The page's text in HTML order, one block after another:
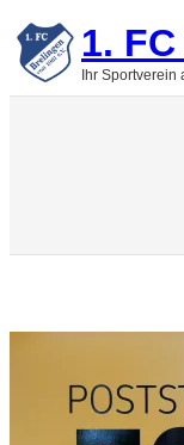
Zum
Inhalt
springen1.
Ihr Sportverein